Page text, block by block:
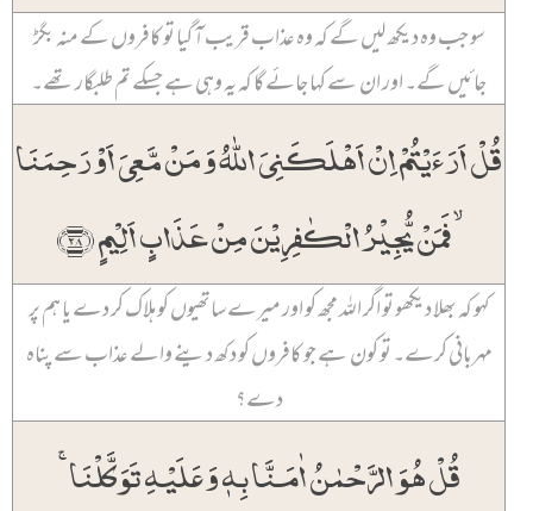
سو جب وہ دیکھ لیں گے کہ وہ عذاب قریب آ گیا تو کافروں کے منہ بگڑ
جائیں گے۔ اور ان سے کہا جائے گا کہ یہ وہی ہے جسکے تم طلبگار تھے۔
قُلۡ اَرَءَیۡتُمۡ اِنۡ اَہۡلَکَنِیَ اللّٰہُ وَ مَنۡ مَّعِیَ اَوۡ رَحِمَنَا
ۙ فَمَنۡ یُّجِیۡرُ الۡکٰفِرِیۡنَ مِنۡ عَذَابٍ اَلِیۡمٍ ﴿۲۸﴾
کہو کہ بھلا دیکھو تو اگر اللہ مجھ کو اور میرے ساتھیوں کو ہلاک کر دے یا ہم پر
مہربانی کرے۔ تو کون ہے جو کافروں کو دکھ دینے والے عذاب سے پناہ
دے؟
قُلۡ ہُوَ الرَّحۡمٰنُ اٰمَنَّا بِہٖ وَ عَلَیۡہِ تَوَکَّلۡنَا ۚ